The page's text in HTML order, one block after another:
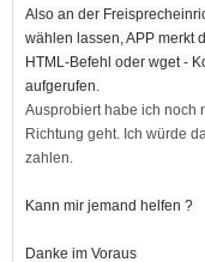
Also an der
wählen lassen, APP merkt
HTML-Befehl oder wget -
aufgerufen.
Ausprobiert habe ich noch
Richtung geht. Ich würde
zahlen.
Kann mir jemand helfen ?
Danke im Voraus